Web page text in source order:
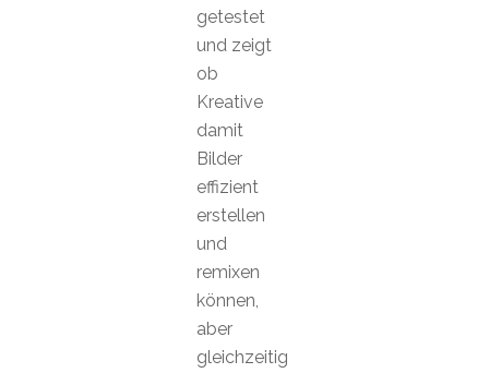
getestet
und zeigt
ob
Kreative
damit
Bilder
effizient
erstellen
und
remixen
können,
aber
gleichzeitig